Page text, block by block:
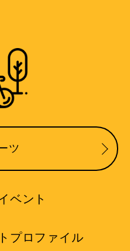
ツ
ベント
プロファイル